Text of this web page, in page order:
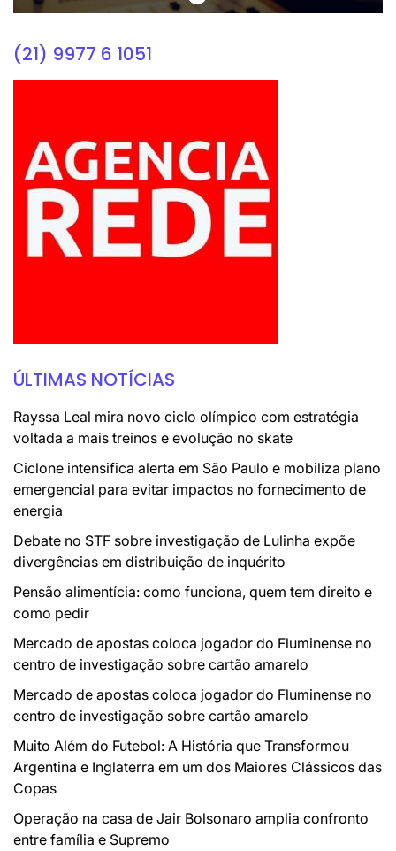
(21) 9977 6 1051
ÚLTIMAS NOTÍCIAS
Rayssa Leal mira novo ciclo olímpico com estratégia
voltada a mais treinos e evolução no skate
Ciclone intensifica alerta em São Paulo e mobiliza plano
emergencial para evitar impactos no fornecimento de
energia
Debate no STF sobre investigação de Lulinha expõe
divergências em distribuição de inquérito
Pensão alimentícia: como funciona, quem tem direito e
como pedir
Mercado de apostas coloca jogador do Fluminense no
centro de investigação sobre cartão amarelo
Mercado de apostas coloca jogador do Fluminense no
centro de investigação sobre cartão amarelo
Muito Além do Futebol: A História que Transformou
Argentina e Inglaterra em um dos Maiores Clássicos das
Copas
Operação na casa de Jair Bolsonaro amplia confronto
entre família e Supremo